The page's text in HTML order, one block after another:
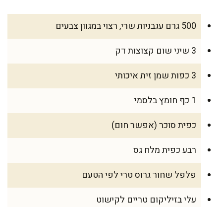
500 גרם עגבניות שרי, רצוי במגוון צבעים
3 שיני שום קצוצות דק
3 כפות שמן זית איכותי
1 כף חומץ בלסמי
כפית סוכר (אפשר חום)
רבע כפית מלח גס
פלפל שחור גרוס טרי לפי הטעם
עלי בזיליקום טריים לקישוט